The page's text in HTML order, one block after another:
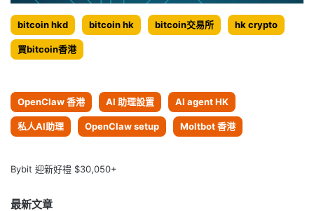
bitcoin hkd bitcoin hk bitcoin交易所 hk crypto
買bitcoin香港
OpenClaw 香港 AI 助理設置 AI agent HK
私人AI助理 OpenClaw setup Moltbot 香港
Bybit 迎新好禮 $30,050+
最新文章